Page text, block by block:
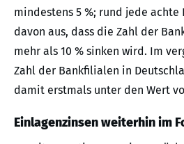
mindestens 5 %; rund jede achte
davon aus, dass die Zahl der
mehr als 10 % sinken wird. Im
Zahl der Bankfilialen in
damit erstmals unter den Wert
Einlagenzinsen weiterhin im